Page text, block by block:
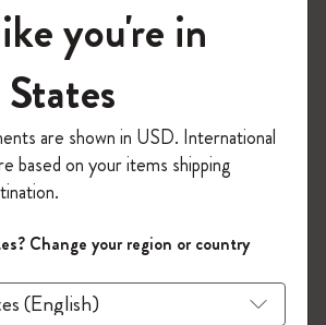
定は?
キンの世界へようこそ
」を入力すると、初回注
＋送料無料になります。セ
ウトレット品は適用外。
カウントを作成して限定オフ
典、さらに多くのインスピ
ンを手に入れましょう。
you're in
are shown in USD. International
based on your items shipping
Change your region or country